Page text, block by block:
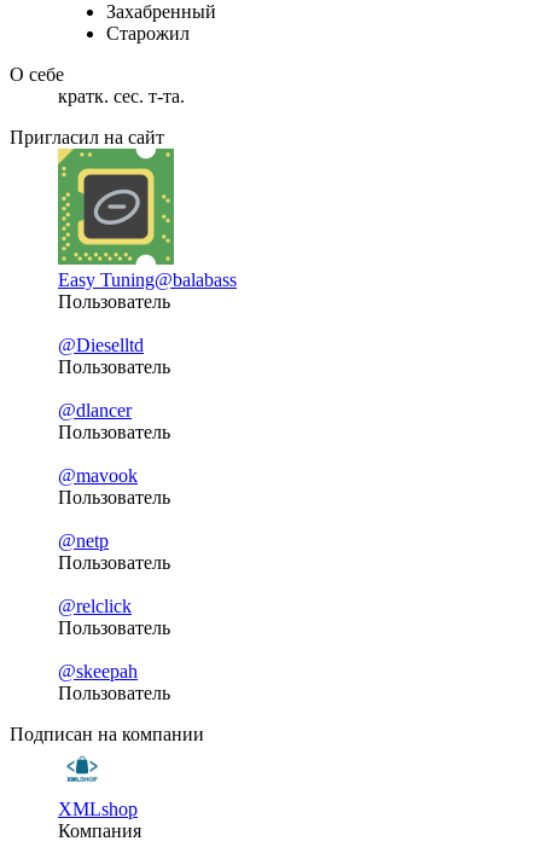
Захабренный
Старожил
О себе
кратк. сес. т-та.
Пригласил на сайт
Easy Tuning@balabass
Пользователь
@Dieselltd
Пользователь
@dlancer
Пользователь
@mavook
Пользователь
@netp
Пользователь
@relclick
Пользователь
@skeepah
Пользователь
Подписан на компании
XMLshop
Компания